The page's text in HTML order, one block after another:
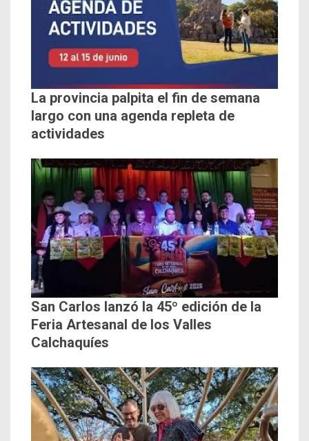
La provincia palpita el fin de semana
largo con una agenda repleta de
actividades
San Carlos lanzó la 45º edición de la
Feria Artesanal de los Valles
Calchaquíes